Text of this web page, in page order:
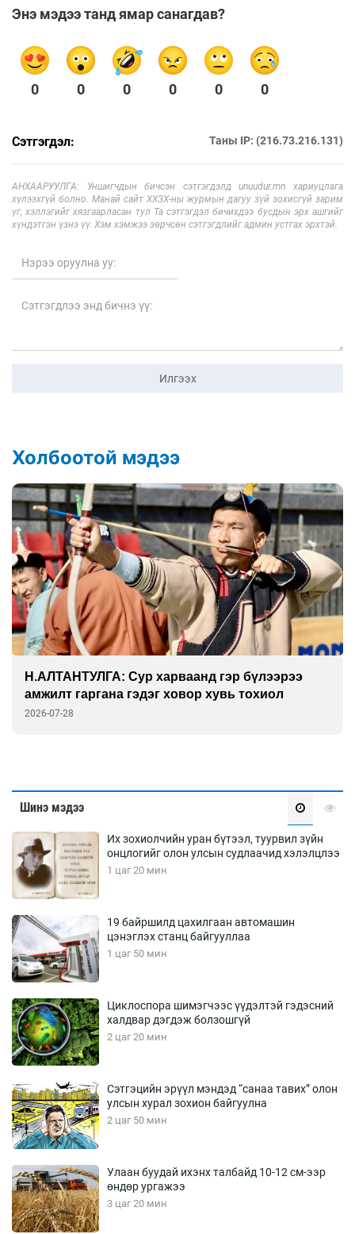
Энэ мэдээ танд ямар санагдав?
0 0 0 0 0 0
Сэтгэгдэл: Таны IP: (216.73.216.131)
АНХААРУУЛГА: Уншигчдын бичсэн сэтгэгдэлд unuudur.mn хариуцлага
хүлээхгүй болно. Манай сайт ХХЗХ-ны журмын дагуу зүй зохисгүй зарим
үг, хэллэгийг хязгаарласан тул Та сэтгэгдэл бичихдээ бусдын эрх ашгийг
хүндэтгэн үзнэ үү. Хэм хэмжээ зөрчсөн сэтгэгдлийг админ устгах эрхтэй.
Илгээх
Холбоотой мэдээ
Н.АЛТАНТУЛГА: Сур харваанд гэр бүлээрээ
амжилт гаргана гэдэг ховор хувь тохиол
2026-07-28
Шинэ мэдээ
Их зохиолчийн уран бүтээл, туурвил зүйн
онцлогийг олон улсын судлаачид хэлэлцлээ
1 цаг 20 мин
19 байршилд цахилгаан автомашин
цэнэглэх станц байгууллаа
1 цаг 50 мин
Циклоспора шимэгчээс үүдэлтэй гэдэсний
халдвар дэгдэж болзошгүй
2 цаг 20 мин
Сэтгэцийн эрүүл мэндэд “санаа тавих” олон
улсын хурал зохион байгуулна
2 цаг 50 мин
Улаан буудай ихэнх талбайд 10-12 см-ээр
өндөр ургажээ
3 цаг 20 мин